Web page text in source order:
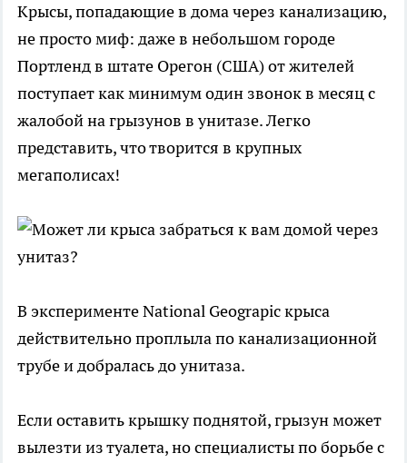
Крысы, попадающие в дома через канализацию,
не просто миф: даже в небольшом городе
Портленд в штате Орегон (США) от жителей
поступает как минимум один звонок в месяц с
жалобой на грызунов в унитазе. Легко
представить, что творится в крупных
мегаполисах!
В эксперименте National Geograpic крыса
действительно проплыла по канализационной
трубе и добралась до унитаза.
Если оставить крышку поднятой, грызун может
вылезти из туалета, но специалисты по борьбе с